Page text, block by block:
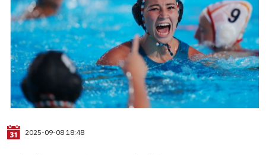
2025-09-08 18:48